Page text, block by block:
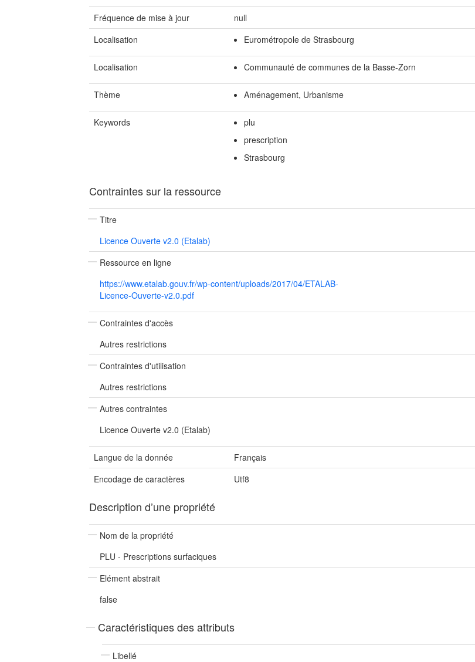
Fréquence de mise à jour
null
Localisation
Eurométropole de Strasbourg
Localisation Communauté de communes de la Basse-Zorn
Thème Aménagement, Urbanisme
Keywords
plu
prescription
Strasbourg
Contraintes sur la ressource
Titre
Licence Ouverte v2.0 (Etalab)
Ressource en ligne
https://www.etalab.gouv.fr/wp-content/uploads/2017/04/ETALAB-
Licence-Ouverte-v2.0.pdf
Contraintes d'accès
Autres restrictions
Contraintes d'utilisation
Autres restrictions
Autres contraintes
Licence Ouverte v2.0 (Etalab)
Langue de la donnée
Français
Encodage de caractères
Utf8
Description d’une propriété
Nom de la propriété
PLU - Prescriptions surfaciques
Elément abstrait
false
Caractéristiques des attributs
Libellé